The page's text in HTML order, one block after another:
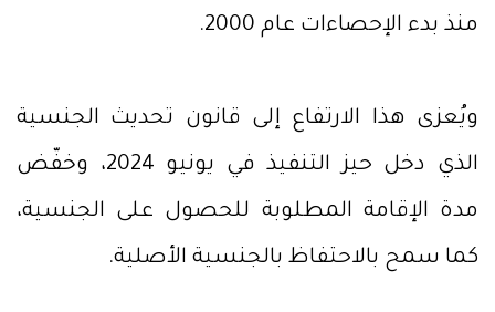
منذ بدء الإحصاءات عام 2000.
ويُعزى هذا الارتفاع إلى قانون تحديث الجنسية
الذي دخل حيز التنفيذ في يونيو 2024، وخفّض
مدة الإقامة المطلوبة للحصول على الجنسية،
كما سمح بالاحتفاظ بالجنسية الأصلية.